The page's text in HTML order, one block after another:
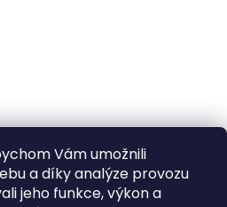
Vám umožnili
a díky analýze provozu
jeho funkce, výkon a